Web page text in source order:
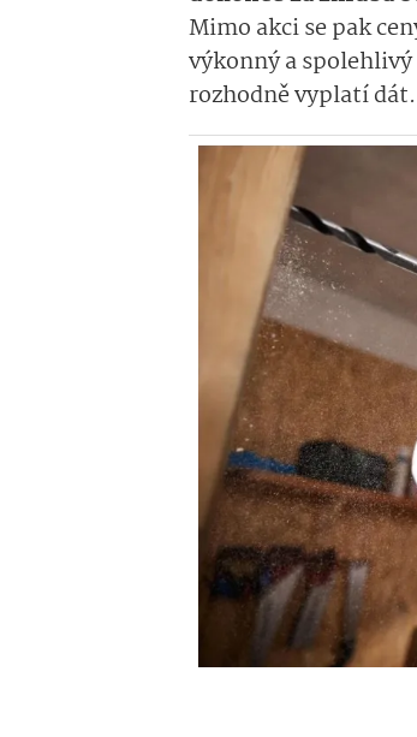
Mimo akci se pak
výkonný a
rozhodně vyplatí dát.